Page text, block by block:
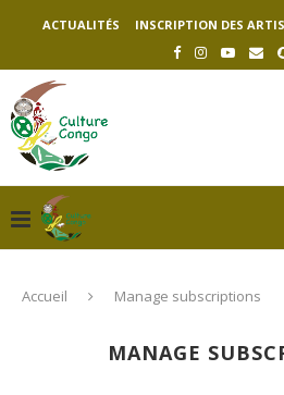
ACTUALITÉS INSCRIPTION DES
Accueil Manage subscriptions
MANAGE